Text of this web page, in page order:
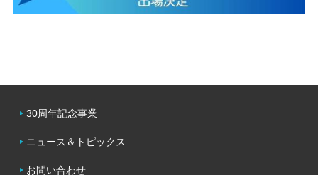
30周年記念事業
ニュース＆トピックス
お問い合わせ